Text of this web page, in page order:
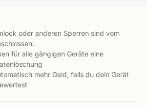
oder anderen Sperren sind vom
für alle gängigen Geräte eine
mehr Geld, falls du dein Gerät